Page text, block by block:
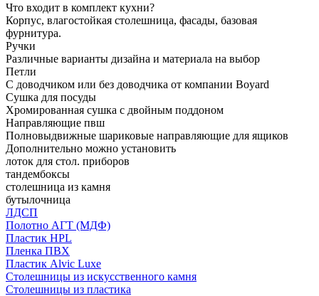
Что входит в комплект кухни?
Корпус, влагостойкая столешница, фасады, базовая
фурнитура.
Ручки
Различные варианты дизайна и материала на выбор
Петли
С доводчиком или без доводчика от компании Boyard
Сушка для посуды
Хромированная сушка с двойным поддоном
Направляющие пвш
Полновыдвижные шариковые направляющие для ящиков
Дополнительно можно установить
лоток для стол. приборов
тандембоксы
столешница из камня
бутылочница
ЛДСП
Полотно АГТ (МДФ)
Пластик HPL
Пленка ПВХ
Пластик Alvic Luxe
Столешницы из искусственного камня
Столешницы из пластика